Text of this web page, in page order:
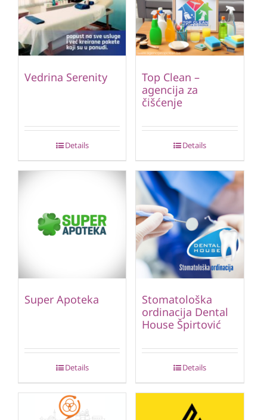
Vedrina Serenity
Details
Top Clean –
agencija za
čišćenje
Details
Super Apoteka
Details
Stomatološka
ordinacija Dental
House Špirtović
Details